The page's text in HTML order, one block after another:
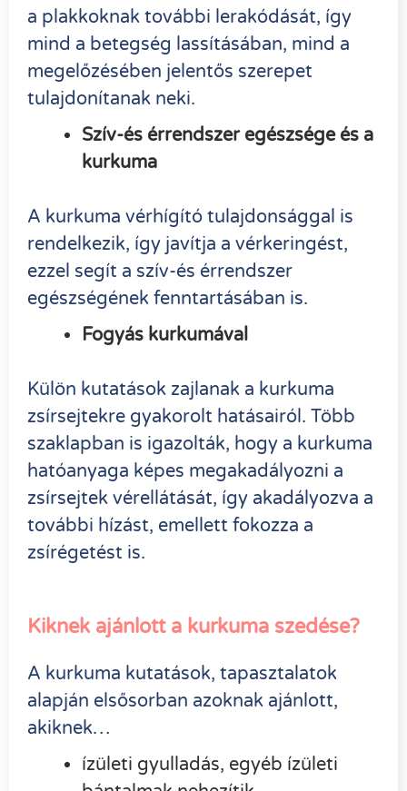
a plakkoknak további lerakódását, így
mind a betegség lassításában, mind a
megelőzésében jelentős szerepet
tulajdonítanak neki.
Szív-és érrendszer egészsége és a
kurkuma
A kurkuma vérhígító tulajdonsággal is
rendelkezik, így javítja a vérkeringést,
ezzel segít a szív-és érrendszer
egészségének fenntartásában is.
Fogyás kurkumával
Külön kutatások zajlanak a kurkuma
zsírsejtekre gyakorolt hatásairól. Több
szaklapban is igazolták, hogy a kurkuma
hatóanyaga képes megakadályozni a
zsírsejtek vérellátását, így akadályozva a
további hízást, emellett fokozza a
zsírégetést is.
Kiknek ajánlott a kurkuma szedése?
A kurkuma kutatások, tapasztalatok
alapján elsősorban azoknak ajánlott,
akiknek…
ízületi gyulladás, egyéb ízületi